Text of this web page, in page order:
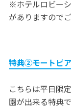
※ホテルロビー
がありますので
特典②モートピ
こちらは平日限
園が出来る特典で